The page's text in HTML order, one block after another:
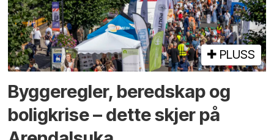
PLUSS
Bygge­regler, beredskap og
bolig­krise – dette skjer på